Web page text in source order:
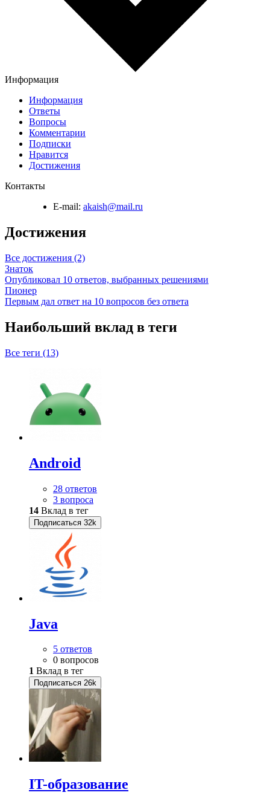
Информация
Информация
Ответы
Вопросы
Комментарии
Подписки
Нравится
Достижения
Контакты
E-mail: akaish@mail.ru
Достижения
Все достижения (2)
Знаток
Опубликовал 10 ответов, выбранных решениями
Пионер
Первым дал ответ на 10 вопросов без ответа
Наибольший вклад в теги
Все теги (13)
Android
28 ответов
3 вопроса
14 Вклад в тег
Подписаться 32k
Java
5 ответов
0 вопросов
1 Вклад в тег
Подписаться 26k
IT-образование